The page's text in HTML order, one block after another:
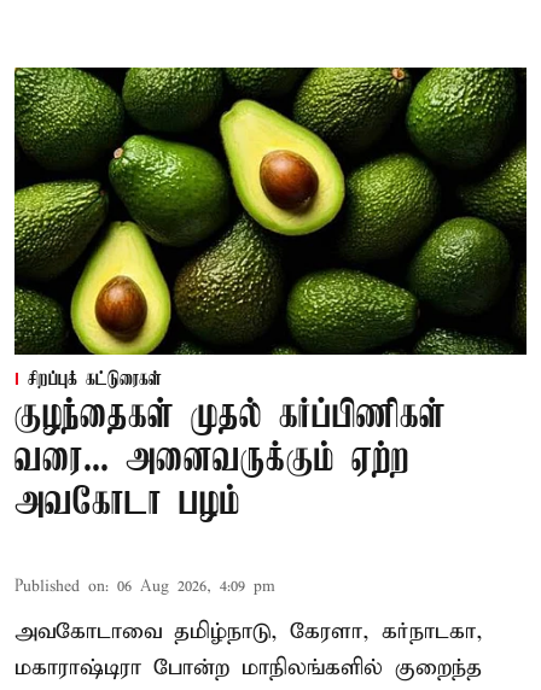
சிறப்புக் கட்டுரைகள்
குழந்தைகள் முதல் கர்ப்பிணிகள்
வரை... அனைவருக்கும் ஏற்ற
அவகோடா பழம்
Published on: 06 Aug 2026, 4:09 pm
அவகோடாவை தமிழ்நாடு, கேரளா, கர்நாடகா,
மகாராஷ்டிரா போன்ற மாநிலங்களில் குறைந்த